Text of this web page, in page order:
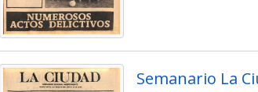
Semanario La